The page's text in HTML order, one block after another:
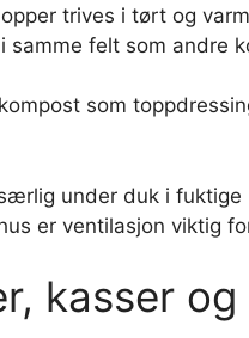
trives i tørt og
samme felt som andre
som
under duk i
er ventilasjon viktig
kasser og